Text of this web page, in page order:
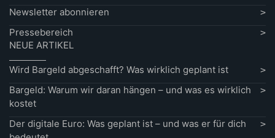
Newsletter abonnieren
Pressebereich
NEUE ARTIKEL
Wird Bargeld abgeschafft? Was wirklich geplant ist
Bargeld: Warum wir daran hängen – und was es wirklich
kostet
Der digitale Euro: Was geplant ist – und was er für dich